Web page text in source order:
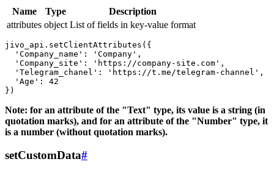
Name Type
Description
attributes object List of fields in key-value format
jivo_api.setClientAttributes({
  'Company_name': 'Company',
  'Company_site': 'https://company-site.com',
  'Telegram_chanel': 'https://t.me/telegram-channel',
  'Age': 42
Note: for an attribute of the "Text" type, its value is a string (in
quotation marks), and for an attribute of the "Number" type, it
is a number (without quotation marks).
setCustomData#